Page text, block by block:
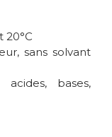
20°C
sans solvant
bases,